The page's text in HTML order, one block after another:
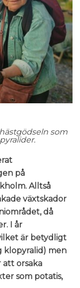
som
på
Alltså
växtskador
då
I år
är betydligt
klopyralid) men
orsaka
som potatis,